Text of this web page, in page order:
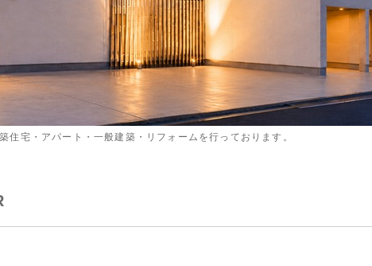
宅・アパート・一般建築・リフォームを行っております。